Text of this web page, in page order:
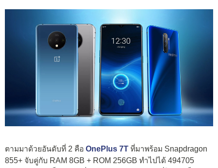
ตามมาด้วยอันดับที่ 2 คือ OnePlus 7T ที่มาพร้อม Snapdragon
855+ จับคู่กับ RAM 8GB + ROM 256GB ทำไปได้ 494705